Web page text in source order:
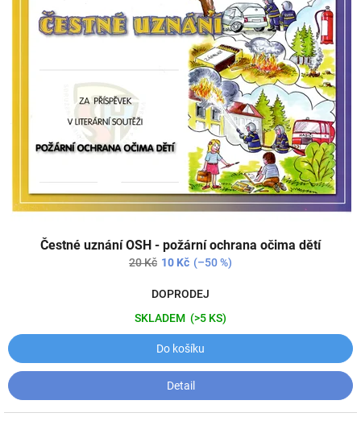
Čestné uznání OSH - požární ochrana očima dětí
20 Kč 10 Kč (–50 %)
DOPRODEJ
SKLADEM (>5 KS)
Do košíku
Detail